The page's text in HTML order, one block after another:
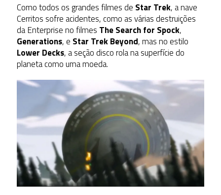
Como todos os grandes filmes de Star Trek, a nave
Cerritos sofre acidentes, como as várias destruições
da Enterprise no filmes The Search for Spock,
Generations, e Star Trek Beyond, mas no estilo
Lower Decks, a seção disco rola na superfície do
planeta como uma moeda.